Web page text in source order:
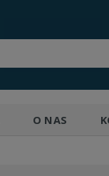
O NAS